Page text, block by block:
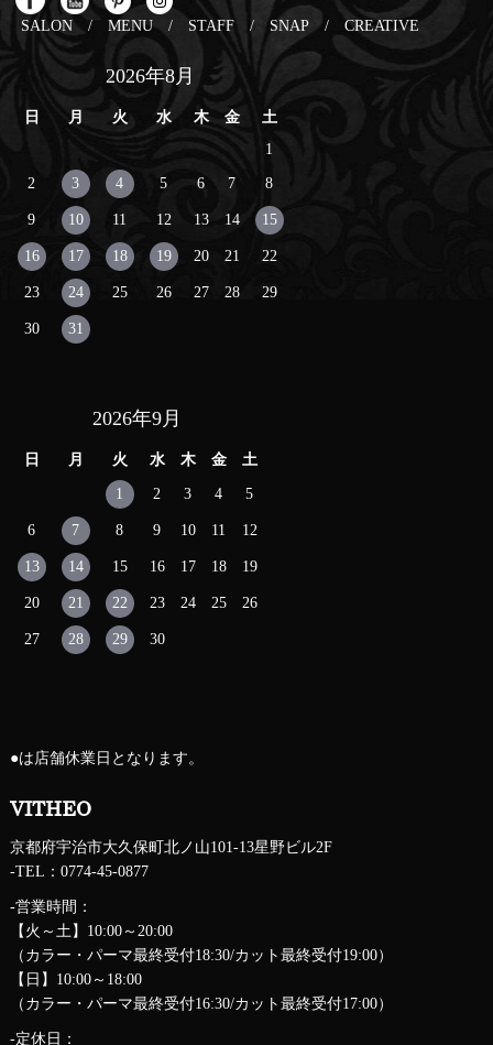
SALON / MENU / STAFF / SNAP / CREATIVE
2026年8月
日 月 火 水 木 金
土
1
2 3 4 5 6 7 8
9 10 11 12 13 14 15
16 17 18 19 20 21 22
23 24 25 26 27 28 29
30 31
2026年9月
日 月 火 水 木 金 土
1 2 3 4 5
6 7 8 9 10 11 12
13 14 15 16 17 18 19
20 21 22 23 24 25 26
27 28 29 30
●は店舗休業日となります。
VITHEO
京都府宇治市大久保町北ノ山101-13星野ビル2F
-TEL：0774-45-0877
-営業時間：
【火～土】10:00～20:00
（カラー・パーマ最終受付18:30/カット最終受付19:00）
【日】10:00～18:00
（カラー・パーマ最終受付16:30/カット最終受付17:00）
-定休日：